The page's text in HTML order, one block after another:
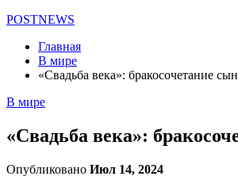
POSTNEWS
Главная
В мире
«Свадьба века»: бракосочетание
В мире
«Свадьба века»:
Опубликовано Июл 14, 2024